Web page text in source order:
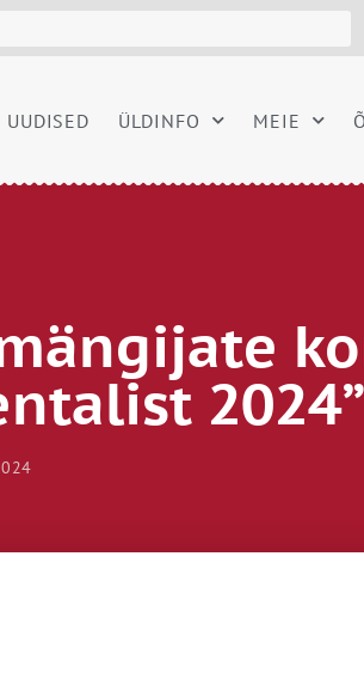
UUDISED ÜLDINFO MEIE
2024”